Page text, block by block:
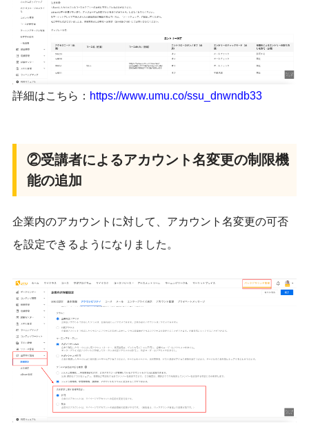
︎詳細はこちら： https://www.umu.co/ssu_dnwndb33
②受講者によるアカウント名変更の制限機
能の追加
企業内のアカウントに対して、 アカウント名変更の可否
を設定できるようになりました。